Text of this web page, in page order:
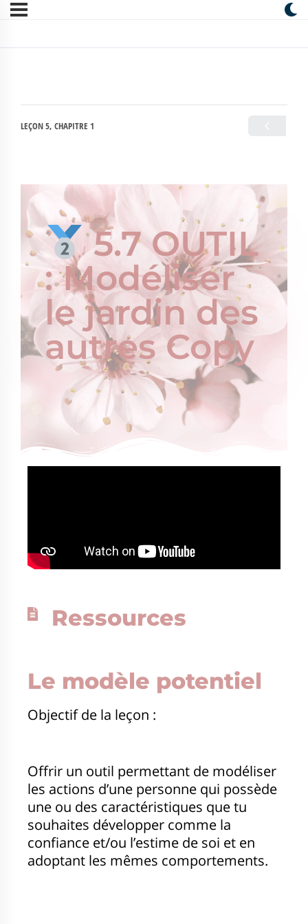
LEÇON 5, CHAPITRE 1
5.7 OUTIL
: Modéliser
le jardin des
autres Copy
Ressources
Le modèle potentiel
Objectif de la leçon :
Offrir un outil permettant de modéliser
les actions d’une personne qui possède
une ou des caractéristiques que tu
souhaites développer comme la
confiance et/ou l’estime de soi et en
adoptant les mêmes comportements.